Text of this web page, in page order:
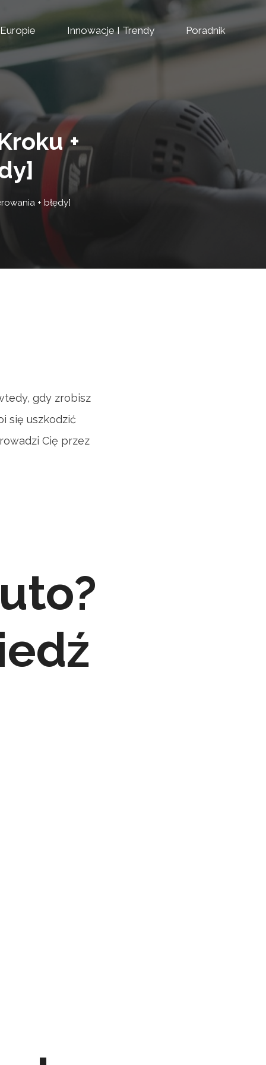
Innowacje I Trendy Poradnik
+
+ błędy]
gdy zrobisz
się uszkodzić
Cię przez